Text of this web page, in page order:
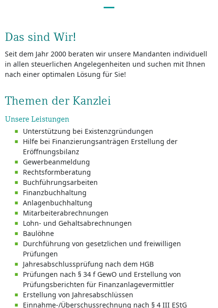
Das sind Wir!
Seit dem Jahr 2000 beraten wir unsere Mandanten individuell
in allen steuerlichen Angelegenheiten und suchen mit Ihnen
nach einer optimalen Lösung für Sie!
Themen der Kanzlei
Unsere Leistungen
Unterstützung bei Existenzgründungen
Hilfe bei Finanzierungsanträgen Erstellung der
Eröffnungsbilanz
Gewerbeanmeldung
Rechtsformberatung
Buchführungsarbeiten
Finanzbuchhaltung
Anlagenbuchhaltung
Mitarbeiterabrechnungen
Lohn- und Gehaltsabrechnungen
Baulöhne
Durchführung von gesetzlichen und freiwilligen
Prüfungen
Jahresabschlussprüfung nach dem HGB
Prüfungen nach § 34 f GewO und Erstellung von
Prüfungsberichten für Finanzanlagevermittler
Erstellung von Jahresabschlüssen
Einnahme-/Überschussrechnung nach § 4 III EStG